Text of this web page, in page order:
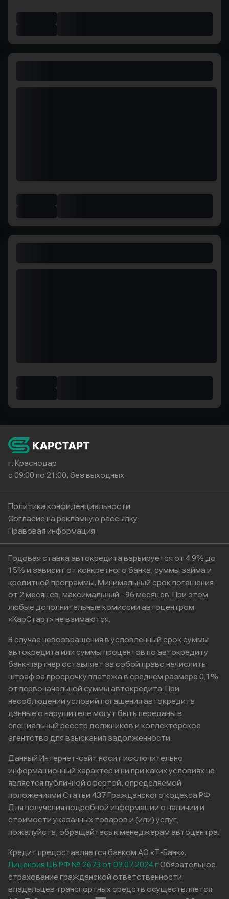
г. Краснодар
с 09:00 по 21:00, без выходных
Политика конфиденциальности
Согласие на рекламную рассылку
Правовая информация
Годовая ставка автокредита варьируется от 4.9% до
15% и зависит от конкретного банка, суммы займа и
кредитной программы. Минимальный срок погашения
от 2 месяцев, максимальный - 96 месяцев. При этом
любые дополнительные комиссии автоцентром
«КарСтарт» не взимаются.
В случае невозвращения в условленный срок суммы
автокредита или суммы процентов по автокредиту
банк-партнер оставляет за собой право начислить
штраф за просрочку платежа в среднем размере 0,1%
от первоначальной суммы автокредита. При
несоблюдении условий погашения автокредита
данные о нарушителе могут быть переданы в
специальный реестр должников и коллекторское
агентство для взыскания задолженности.
Данный Интернет-сайт носит исключительно
информационный характер и ни при каких условиях не
является публичной офертой, определяемой
положениями Статьи 437 Гражданского кодекса РФ.
Для получения подробной информации о наличии и
стоимости указанных товаров и (или) услуг,
пожалуйста, обращайтесь к менеджерам автоцентра.
Кредит предоставляется банком АО «Т-Банк».
Лицензия ЦБ РФ № 2673 от 09.07.2024 гОбязательное
страхование гражданской ответственности
владельцев транспортных средств осуществляется